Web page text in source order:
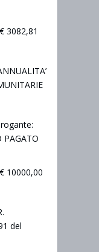
3082,81
PAGATO
10000,00
del